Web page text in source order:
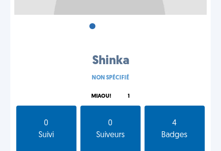
•
Shinka
NON SPÉCIFIÉ
MIAOU! 1
0
Suivi
0
Suiveurs
4
Badges